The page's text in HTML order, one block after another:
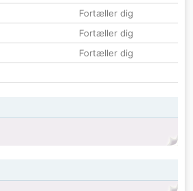
Fortæller dig
Fortæller dig
Fortæller dig